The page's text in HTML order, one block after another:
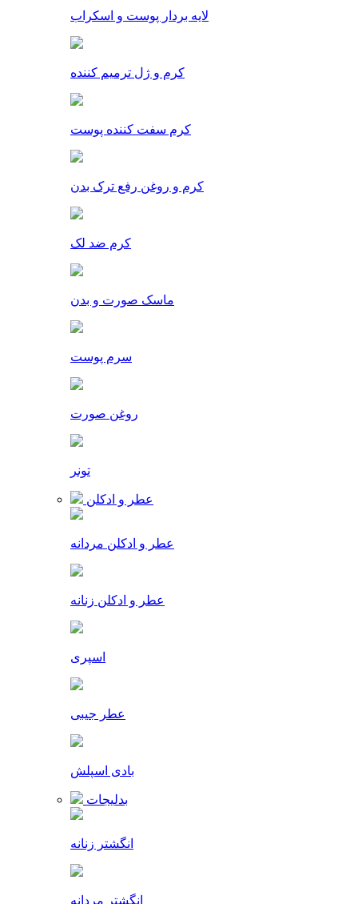
لایه بردار پوست و اسکراب
کرم و ژل ترمیم کننده
کرم سفت کننده پوست
کرم و روغن رفع ترک بدن
کرم ضد لک
ماسک صورت و بدن
سرم پوست
روغن صورت
تونر
عطر و ادکلن
عطر و ادکلن مردانه
عطر و ادکلن زنانه
اسپری
عطر جیبی
بادی اسپلش
بدلیجات
انگشتر زنانه
انگشتر مردانه